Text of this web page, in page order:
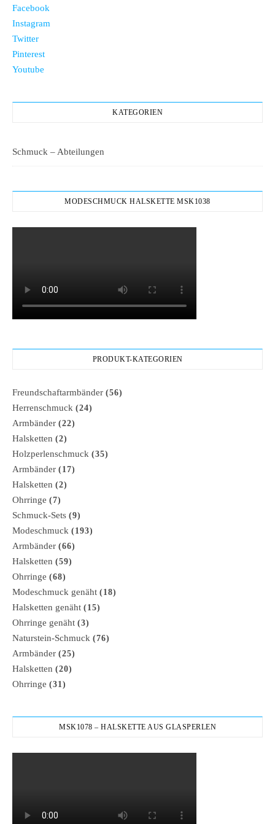
Facebook
Instagram
Twitter
Pinterest
Youtube
KATEGORIEN
Schmuck – Abteilungen
MODESCHMUCK HALSKETTE MSK1038
PRODUKT-KATEGORIEN
Freundschaftarmbänder (56)
Herrenschmuck (24)
Armbänder (22)
Halsketten (2)
Holzperlenschmuck (35)
Armbänder (17)
Halsketten (2)
Ohrringe (7)
Schmuck-Sets (9)
Modeschmuck (193)
Armbänder (66)
Halsketten (59)
Ohrringe (68)
Modeschmuck genäht (18)
Halsketten genäht (15)
Ohrringe genäht (3)
Naturstein-Schmuck (76)
Armbänder (25)
Halsketten (20)
Ohrringe (31)
MSK1078 – HALSKETTE AUS GLASPERLEN